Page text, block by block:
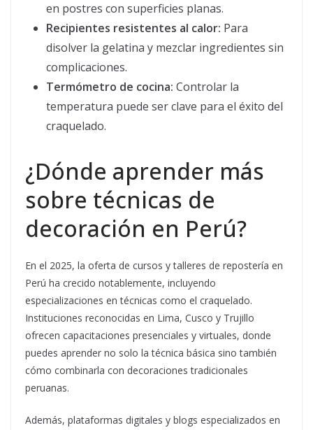
en postres con superficies planas.
Recipientes resistentes al calor: Para
disolver la gelatina y mezclar ingredientes sin
complicaciones.
Termómetro de cocina: Controlar la
temperatura puede ser clave para el éxito del
craquelado.
¿Dónde aprender más
sobre técnicas de
decoración en Perú?
En el 2025, la oferta de cursos y talleres de repostería en
Perú ha crecido notablemente, incluyendo
especializaciones en técnicas como el craquelado.
Instituciones reconocidas en Lima, Cusco y Trujillo
ofrecen capacitaciones presenciales y virtuales, donde
puedes aprender no solo la técnica básica sino también
cómo combinarla con decoraciones tradicionales
peruanas.
Además, plataformas digitales y blogs especializados en